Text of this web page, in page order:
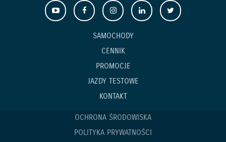
SAMOCHODY
CENNIK
PROMOCJE
JAZDY TESTOWE
KONTAKT
OCHRONA ŚRODOWISKA
POLITYKA PRYWATNOŚCI